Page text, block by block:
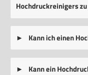
Hochdruckreinigers
Kann ich einen
Kann ein